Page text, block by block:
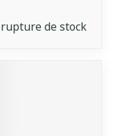
de stock